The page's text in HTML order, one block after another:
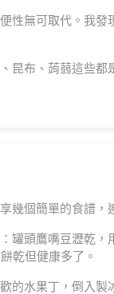
性無可取代。我發
昆布、蒟蒻這些都
幾個簡單的食譜，
罐頭鷹嘴豆瀝乾，
乾但健康多了。
的水果丁，倒入製